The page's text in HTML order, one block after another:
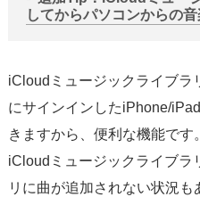
してからパソコンからの
iCloudミュージックライブラ
にサインインしたiPhone/
きますから、便利な機能です
iCloudミュージックライブラ
リに曲が追加されない状況